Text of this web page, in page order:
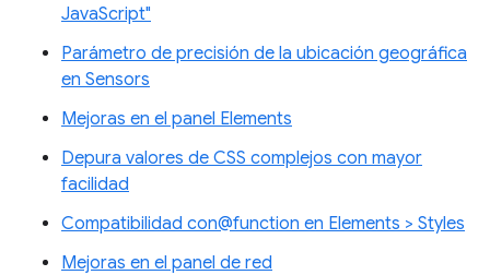
JavaScript"
Parámetro de precisión de la ubicación geográfica
en Sensors
Mejoras en el panel Elements
Depura valores de CSS complejos con mayor
facilidad
Compatibilidad con@function en Elements > Styles
Mejoras en el panel de red